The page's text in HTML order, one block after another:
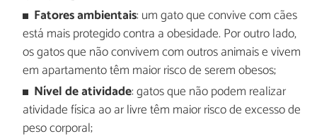
Fatores ambientais: um gato que convive com cães
está mais protegido contra a obesidade. Por outro lado,
os gatos que não convivem com outros animais e vivem
em apartamento têm maior risco de serem obesos;
Nível de atividade: gatos que não podem realizar
atividade física ao ar livre têm maior risco de excesso de
peso corporal;